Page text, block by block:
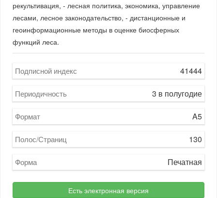
рекультивация, - лесная политика, экономика, управление
лесами, лесное законодательство, - дистанционные и
геоинформационные методы в оценке биосферных
функций леса.
Подписной индекс 41444
Периодичность 3 в полугодие
Формат A5
Полос/Страниц 130
Форма Печатная
Есть электронная версия